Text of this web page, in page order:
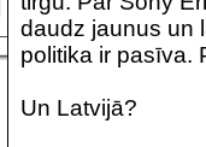
daudz jaunus un
politika ir pasīva.
Un Latvijā?